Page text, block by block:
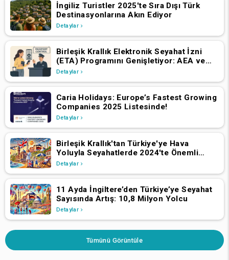
İngiliz Turistler 2025'te Sıra Dışı Türk
Destinasyonlarına Akın Ediyor
Detaylar
Birleşik Krallık Elektronik Seyahat İzni
(ETA) Programını Genişletiyor: AEA ve
İsviçre Vatandaşlarının 2 Nisan 2025'ten
Detaylar
Caria Holidays: Europe’s Fastest Growing
Companies 2025 Listesinde!
Detaylar
Birleşik Krallık'tan Türkiye'ye Hava
Yoluyla Seyahatlerde 2024'te Önemli
Büyüme
Detaylar
11 Ayda İngiltere’den Türkiye’ye Seyahat
Sayısında Artış: 10,8 Milyon Yolcu
Detaylar
Tümünü Görüntüle